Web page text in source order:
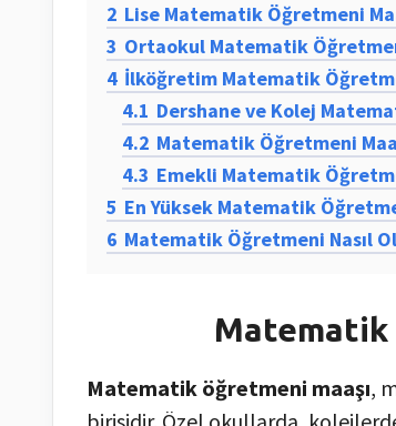
2 Lise Matematik Öğretmeni
3 Ortaokul Matematik
4 İlköğretim Matematik
4.1 Dershane ve Kolej
4.2 Matematik Öğretmeni
4.3 Emekli Matematik
5 En Yüksek Matematik
6 Matematik Öğretmeni Nasıl
Matematik
Matematik öğretmeni maaşı,